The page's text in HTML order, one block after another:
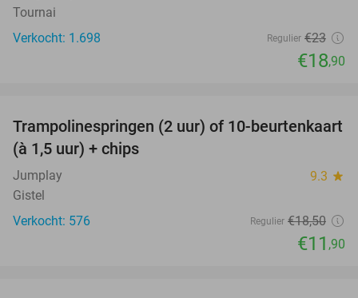
Tournai
Verkocht: 1.698
Regulier €23
€18,90
36%
Trampolinespringen (2 uur) of 10-beurtenkaart
(à 1,5 uur) + chips
Jumplay 9.3 star
Gistel
Verkocht: 576
Regulier €18,50
€11 ,90